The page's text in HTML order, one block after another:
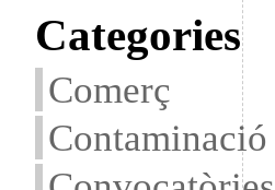
Categories
Comerç
Contaminació